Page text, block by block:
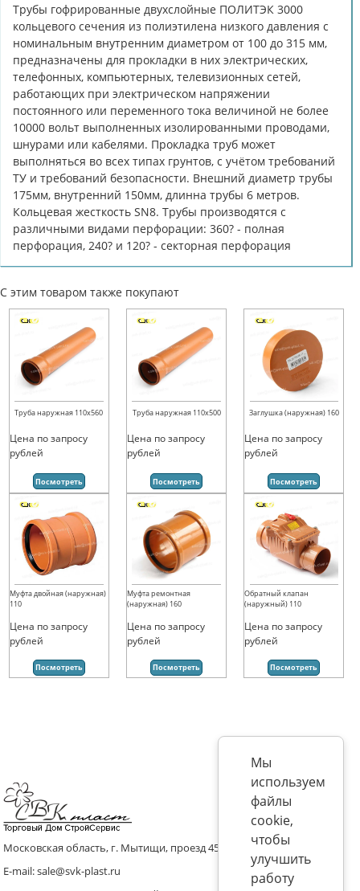
Трубы гофрированные двухслойные ПОЛИТЭК 3000
кольцевого сечения из полиэтилена низкого давления с
номинальным внутренним диаметром от 100 до 315 мм,
предназначены для прокладки в них электрических,
телефонных, компьютерных, телевизионных сетей,
работающих при электрическом напряжении
постоянного или переменного тока величиной не более
10000 вольт выполненных изолированными проводами,
шнурами или кабелями. Прокладка труб может
выполняться во всех типах грунтов, с учётом требований
ТУ и требований безопасности. Внешний диаметр трубы
175мм, внутренний 150мм, длинна трубы 6 метров.
Кольцевая жесткость SN8. Трубы производятся с
различными видами перфорации: 360? - полная
перфорация, 240? и 120? - секторная перфорация
С этим товаром также покупают
Труба наружная 110х560
Цена по запросу
рублей
Посмотреть
Труба наружная 110х500
Цена по запросу
рублей
Посмотреть
Заглушка (наружная) 160
Цена по запросу
рублей
Посмотреть
Муфта двойная (наружная)
110
Цена по запросу
рублей
Посмотреть
Муфта ремонтная
(наружная) 160
Цена по запросу
рублей
Посмотреть
Обратный клапан
(наружный) 110
Цена по запросу
рублей
Посмотреть
Московская область, г. Мытищи, проезд 4536 владение 8, стр.10
E-mail: sale@svk-plast.ru
Мы
используем
файлы
cookie,
чтобы
улучшить
работу